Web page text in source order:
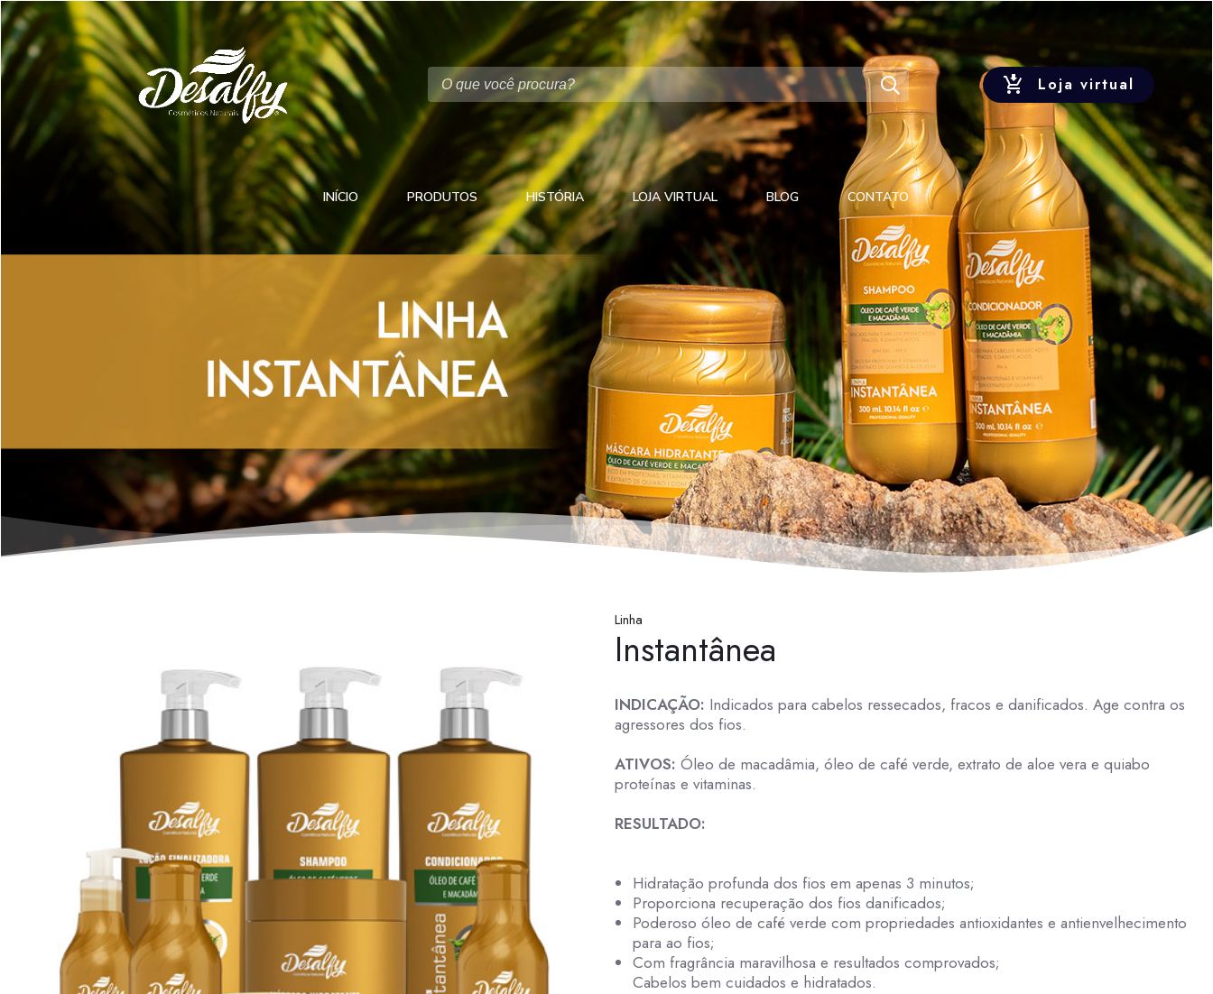
Loja virtual
INÍCIO PRODUTOS HISTÓRIA LOJA VIRTUAL BLOG CONTATO
Linha
Instantânea
INDICAÇÃO: Indicados para cabelos ressecados, fracos e danificados. Age contra os
agressores dos fios.
ATIVOS: Óleo de macadâmia, óleo de café verde, extrato de aloe vera e quiabo
proteínas e vitaminas.
RESULTADO:
Hidratação profunda dos fios em apenas 3 minutos;
Proporciona recuperação dos fios danificados;
Poderoso óleo de café verde com propriedades antioxidantes e antienvelhecimento
para ao fios;
Com fragrância maravilhosa e resultados comprovados;
Cabelos bem cuidados e hidratados.